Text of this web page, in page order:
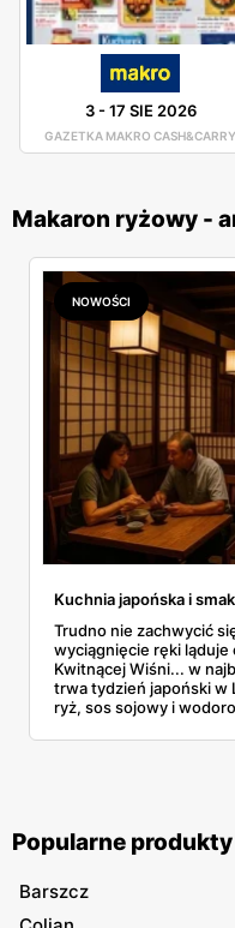
3-17 SIE 2026
GAZETKA MAKRO CASH&CARRY
Makaron ryżowy -
NOWOŚCI
Kuchnia japońska i
Trudno nie zachwycić
wyciągnięcie ręki ląduje
Kwitnącej Wiśni... w
trwa tydzień japoński w
ryż, sos sojowy i
japońska wciąż kojarzy
Popularne produkty
Barszcz